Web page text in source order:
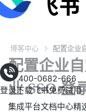
400-0682-666
登录下载飞书免费试用
博客中心
配置企业
业 SSO 登
集成平台文档中心精